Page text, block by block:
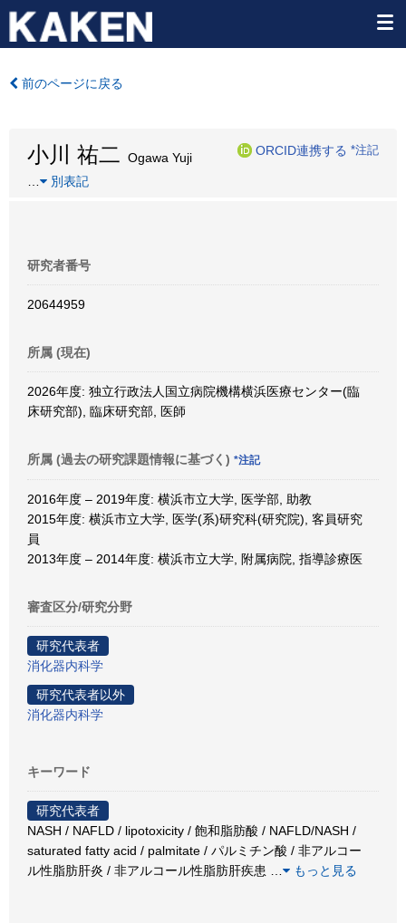
前のページに戻る
小川 祐二 Ogawa Yuji
ORCID連携する *注記
別表記
研究者番号
20644959
所属 (現在)
2026年度: 独立行政法人国立病院機構横浜医療センター(臨
床研究部), 臨床研究部, 医師
所属 (過去の研究課題情報に基づく) *注記
2016年度 – 2019年度: 横浜市立大学, 医学部, 助教
2015年度: 横浜市立大学, 医学(系)研究科(研究院), 客員研究
員
2013年度 – 2014年度: 横浜市立大学, 附属病院, 指導診療医
審査区分/研究分野
研究代表者
消化器内科学
研究代表者以外
消化器内科学
キーワード
研究代表者
NASH / NAFLD / lipotoxicity / 飽和脂肪酸 / NAFLD/NASH /
saturated fatty acid / palmitate / パルミチン酸 / 非アルコー
ル性脂肪肝炎 / 非アルコール性脂肪肝疾患
もっと見る